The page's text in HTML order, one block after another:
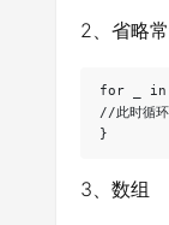
2、省略
for _ in
//此时循环
3、数组